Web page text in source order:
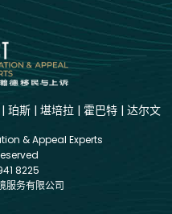
| 珀斯 | 堪培拉 | 霍巴特 | 达尔文
& Appeal Experts
8225
服务有限公司